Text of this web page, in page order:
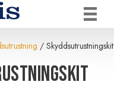
/ Skyddsutrustningskit